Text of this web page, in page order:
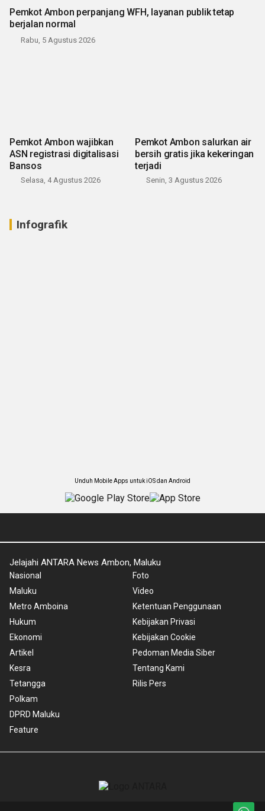
Pemkot Ambon perpanjang WFH, layanan publik tetap
berjalan normal
Rabu, 5 Agustus 2026
Pemkot Ambon wajibkan
ASN registrasi digitalisasi
Bansos
Selasa, 4 Agustus 2026
Pemkot Ambon salurkan air
bersih gratis jika kekeringan
terjadi
Senin, 3 Agustus 2026
Infografik
Unduh Mobile Apps untuk iOS dan Android
Jelajahi ANTARA News Ambon, Maluku
Nasional
Maluku
Metro Amboina
Hukum
Ekonomi
Artikel
Kesra
Tetangga
Polkam
DPRD Maluku
Feature
Foto
Video
Ketentuan Penggunaan
Kebijakan Privasi
Kebijakan Cookie
Pedoman Media Siber
Tentang Kami
Rilis Pers